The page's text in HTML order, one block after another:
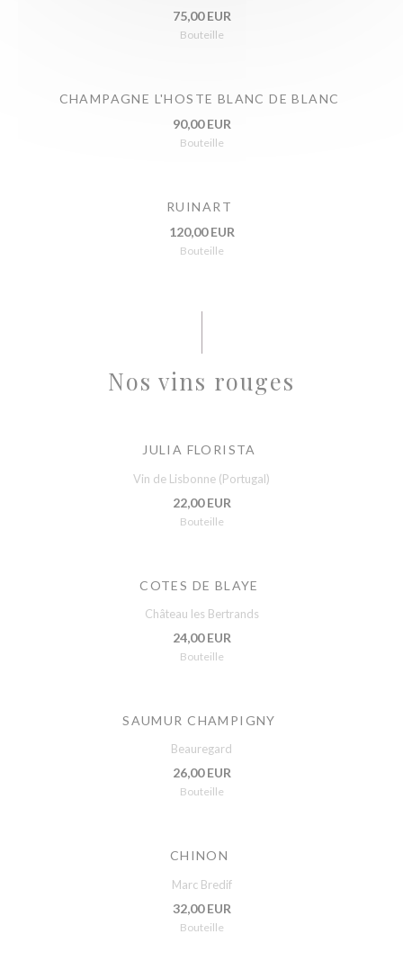
75,00 EUR
Bouteille
CHAMPAGNE L'HOSTE BLANC DE BLANC
90,00 EUR
Bouteille
RUINART
120,00 EUR
Bouteille
Nos vins rouges
JULIA FLORISTA
Vin de Lisbonne (Portugal)
22,00 EUR
Bouteille
COTES DE BLAYE
Château les Bertrands
24,00 EUR
Bouteille
SAUMUR CHAMPIGNY
Beauregard
26,00 EUR
Bouteille
CHINON
Marc Bredif
32,00 EUR
Bouteille